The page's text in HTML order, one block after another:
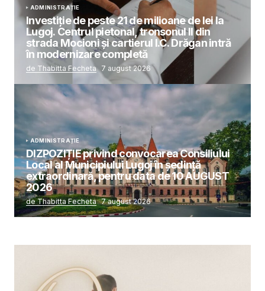
ADMINISTRAȚIE
Investiție de peste 21 de milioane de lei la
Lugoj. Centrul pietonal, tronsonul II din
strada Mocioni și cartierul I.C. Drăgan intră
în modernizare completă
de Thabitta Fecheta 7 august 2026
ADMINISTRAȚIE
DIZPOZIȚIE privind convocarea Consiliului
Local al Municipiului Lugoj în şedinţă
extraordinară, pentru data de 10 AUGUST
2026
de Thabitta Fecheta 7 august 2026